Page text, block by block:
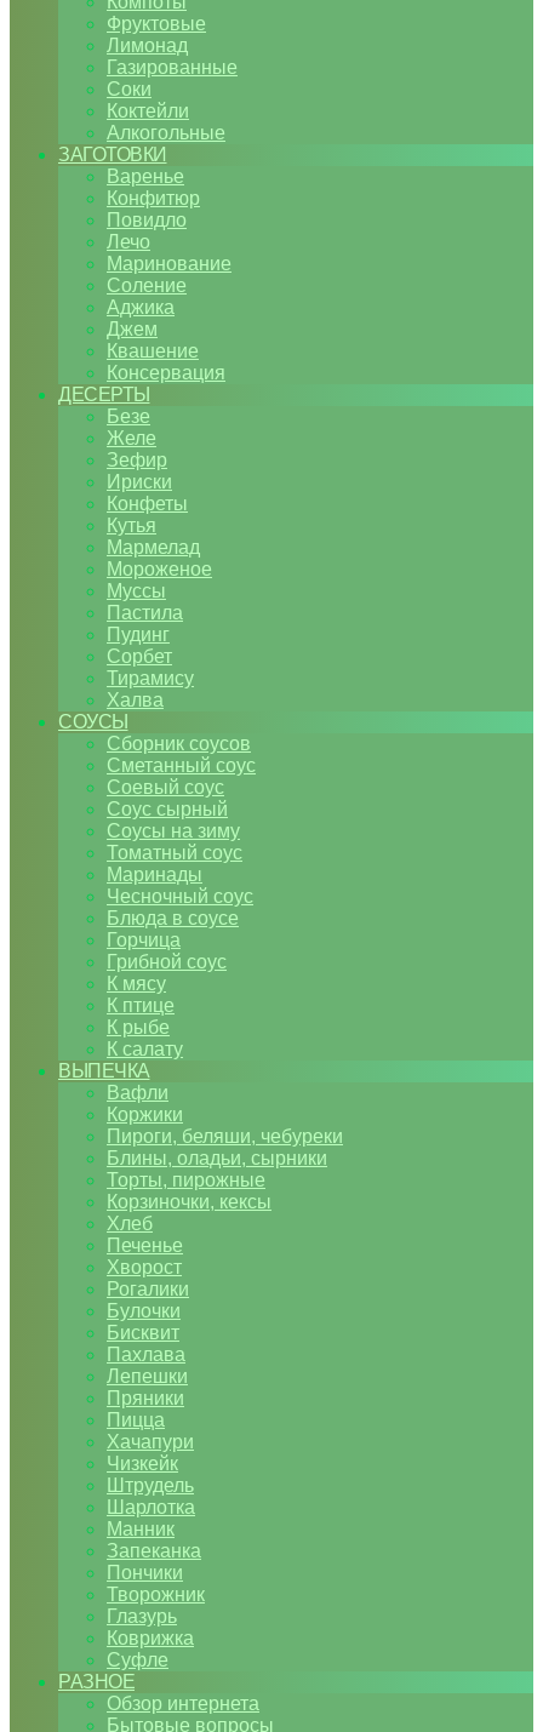
Фруктовые
Лимонад
Газированные
Соки
Коктейли
Алкогольные
ЗАГОТОВКИ
Варенье
Конфитюр
Повидло
Лечо
Маринование
Соление
Аджика
Джем
Квашение
Консервация
ДЕСЕРТЫ
Безе
Желе
Зефир
Ириски
Конфеты
Кутья
Мармелад
Мороженое
Муссы
Пастила
Пудинг
Сорбет
Тирамису
Халва
СОУСЫ
Сборник соусов
Сметанный соус
Соевый соус
Соус сырный
Соусы на зиму
Томатный соус
Маринады
Чесночный соус
Блюда в соусе
Горчица
Грибной соус
К мясу
К птице
К рыбе
К салату
ВЫПЕЧКА
Вафли
Коржики
Пироги, беляши, чебуреки
Блины, оладьи, сырники
Торты, пирожные
Корзиночки, кексы
Хлеб
Печенье
Хворост
Рогалики
Булочки
Бисквит
Пахлава
Лепешки
Пряники
Пицца
Хачапури
Чизкейк
Штрудель
Шарлотка
Манник
Запеканка
Пончики
Творожник
Глазурь
Коврижка
Суфле
РАЗНОЕ
Обзор интернета
Бытовые вопросы